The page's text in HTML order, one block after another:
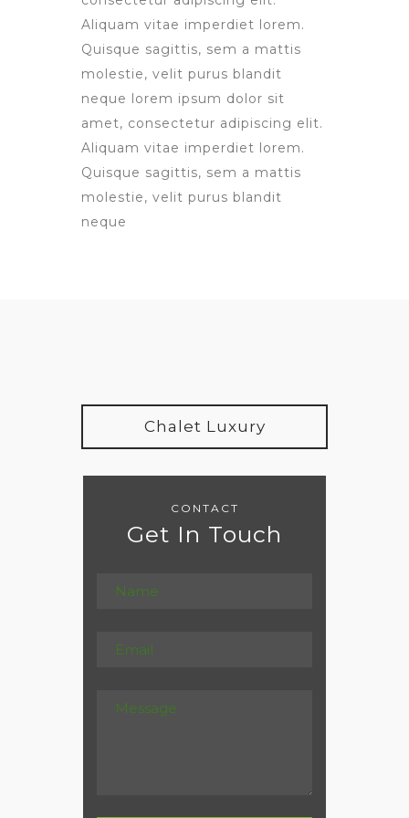
Aliquam vitae imperdiet lorem.
Quisque sagittis, sem a mattis
molestie, velit purus blandit
neque lorem ipsum dolor sit
amet, consectetur adipiscing elit.
Aliquam vitae imperdiet lorem.
Quisque sagittis, sem a mattis
molestie, velit purus blandit
neque
Chalet Luxury
CONTACT
Get In Touch